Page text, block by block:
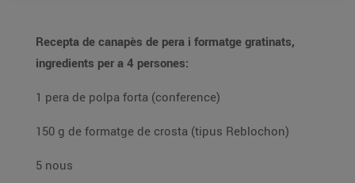
Recepta de canapès de pera i formatge gratinats,
ingredients per a 4 persones:
1 pera de polpa forta (conference)
150 g de formatge de crosta (tipus Reblochon)
5 nous